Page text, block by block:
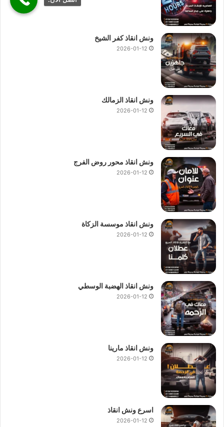
ونش انقاذ كفر الشيخ
2026-01-12
ونش انقاذ الزمالك
2026-01-12
ونش انقاذ محور روض الفرج
2026-01-12
ونش انقاذ موسسة الزكاة
2026-01-12
ونش انقاذ الهضبة الوسطي
2026-01-12
ونش انقاذ مارينا
2026-01-12
اسرع ونش انقاذ
2026-01-12